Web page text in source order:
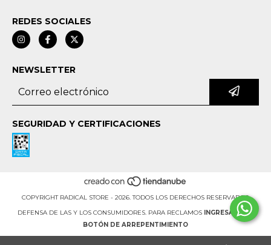
REDES SOCIALES
NEWSLETTER
SEGURIDAD Y CERTIFICACIONES
COPYRIGHT RADICAL STORE - 2026. TODOS LOS DERECHOS RESERVADOS.
DEFENSA DE LAS Y LOS CONSUMIDORES. PARA RECLAMOS INGRESA AQUÍ.
BOTÓN DE ARREPENTIMIENTO